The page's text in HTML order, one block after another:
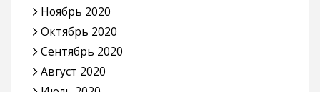
Ноябрь 2020
Октябрь 2020
Сентябрь 2020
Август 2020